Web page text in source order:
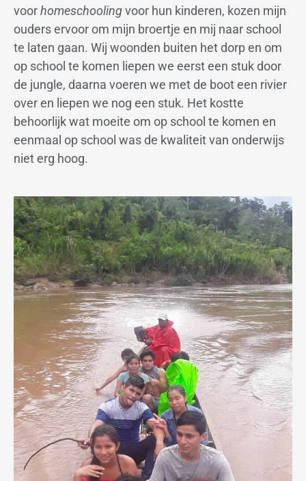
voorhomeschoolingvoor hun kinderen, kozen mijn
ouders ervoor om mijn broertje en mij naar school
te laten gaan. Wij woonden buiten het dorp en om
op school te komen liepen we eerst een stuk door
de jungle, daarna voeren we met de boot een rivier
over en liepen we nog een stuk. Het kostte
behoorlijk wat moeite om op school te komen en
eenmaal op school was de kwaliteit van onderwijs
niet erg hoog.